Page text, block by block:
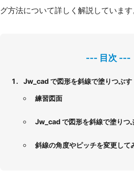
グ方法について詳しく解説しています
Jw_cad で図形を斜線で塗りつぶす
練習図面
Jw_cad で図形を斜線で塗りつ
斜線の角度やピッチを変更して